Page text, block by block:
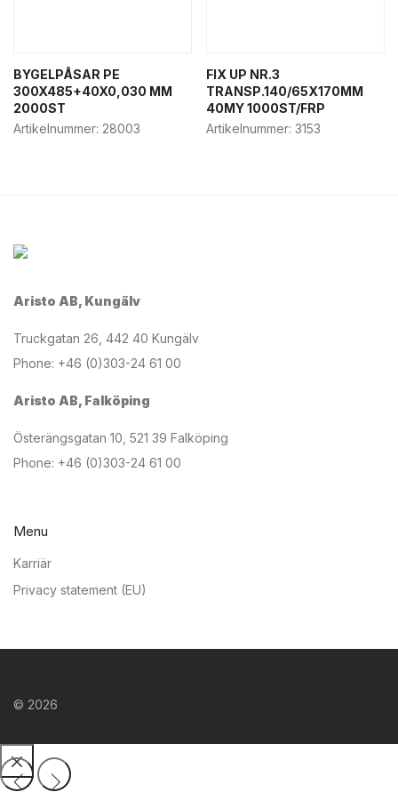
BYGELPÅSAR PE
300X485+40X0,030 MM
2000ST
Artikelnummer: 28003
FIX UP NR.3
TRANSP.140/65X170MM
40MY 1000ST/FRP
Artikelnummer: 3153
Aristo AB, Kungälv
Truckgatan 26, 442 40 Kungälv
Phone: +46 (0)303-24 61 00
Aristo AB, Falköping
Österängsgatan 10, 521 39 Falköping
Phone: +46 (0)303-24 61 00
Menu
Karriär
Privacy statement (EU)
© 2026